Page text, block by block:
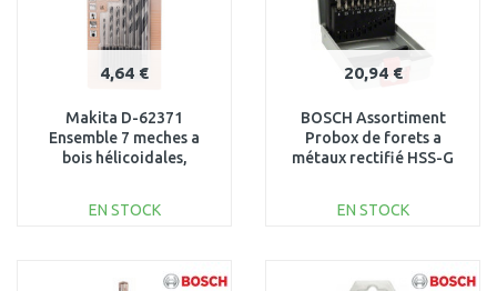
4,64 €
Makita D-62371
Ensemble 7 meches a
bois hélicoidales,
EN STOCK
20,94 €
BOSCH Assortiment
Probox de forets a
métaux rectifié HSS-G
EN STOCK